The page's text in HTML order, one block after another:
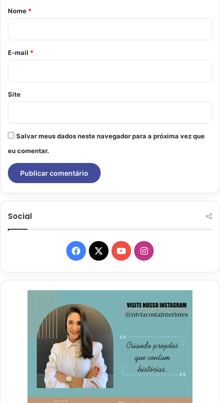
r
o
*
Nome *
E-mail *
Site
Salvar meus dados neste navegador para a próxima vez que
eu comentar.
Social
Facebook
X YouTubeInstagram